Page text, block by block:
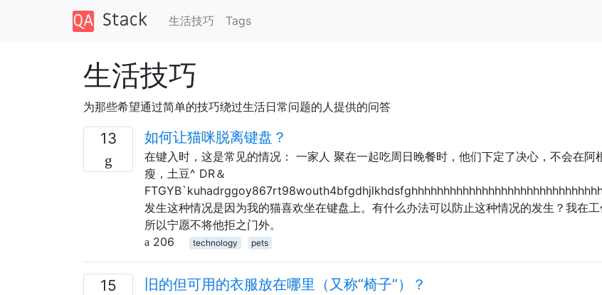
生活技巧 Tags
生活技巧
为那些希望通过简单的技巧绕过生活日常问题的人提供的问答
13 如何让猫咪脱离键盘？
在键入时，这是常见的情况： 一家人 聚在一起吃周日晚餐时，他们下定了决心，不会在阿
瘦，土豆^ DR＆
发生这种情况是因为我的猫喜欢坐在键盘上。有什么办法可以防止这种情况的发生？我在工
所以宁愿不将他拒之门外。
206
technology pets
15 旧的但可用的衣服放在哪里（又称“椅子”）？